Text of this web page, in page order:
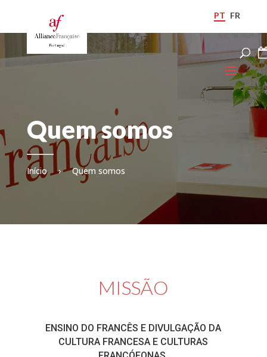
PT FR
Quem somos
Início › Quem somos
MISSÃO
ENSINO DO FRANCÊS E DIVULGAÇÃO DA
CULTURA FRANCESA E CULTURAS